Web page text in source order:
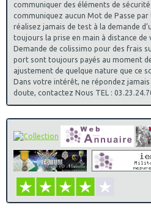
communiquer des éléments de
communiquez aucun Mot de Passe par
réalisez jamais de test à la demande
toujours la prise en main à distance de
Demande de colissimo pour des frais
port sont toujours payés au moment
ajustement de quelque nature que ce
Dans votre intérêt, ne répondez
doute, contactez Nous TEL :